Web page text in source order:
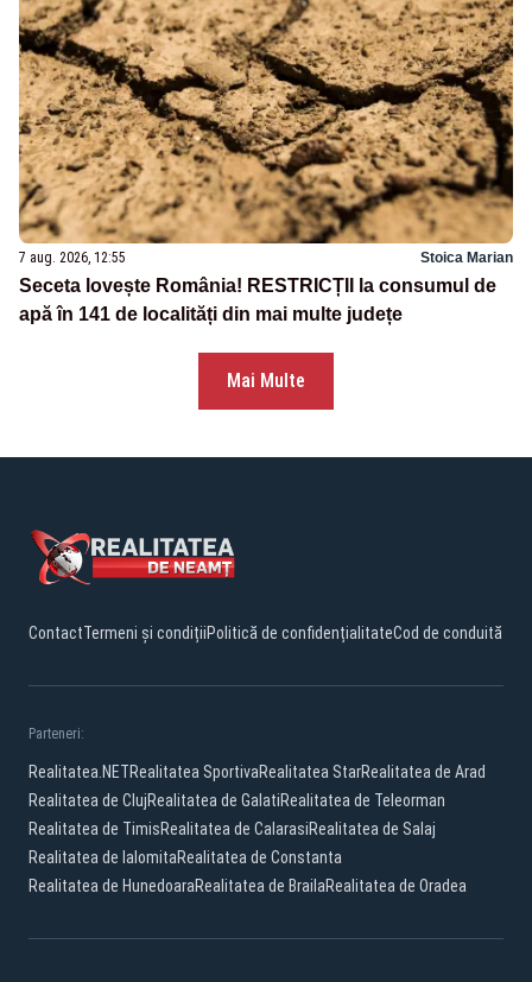
7 aug. 2026, 12:55 Stoica Marian
Seceta lovește România! RESTRICȚII la consumul de
apă în 141 de localități din mai multe județe
Mai Multe
ContactTermeni și condițiiPolitică de confidențialitateCod de conduită
Parteneri:
Realitatea.NETRealitatea SportivaRealitatea StarRealitatea de Arad
Realitatea de ClujRealitatea de GalatiRealitatea de Teleorman
Realitatea de TimisRealitatea de CalarasiRealitatea de Salaj
Realitatea de IalomitaRealitatea de Constanta
Realitatea de HunedoaraRealitatea de BrailaRealitatea de Oradea